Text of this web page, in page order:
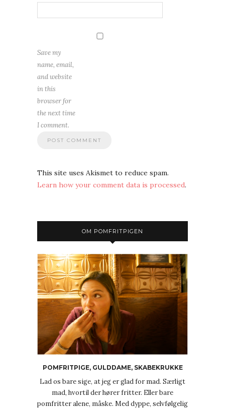
Save my
name, email,
and website
in this
browser for
the next time
I comment.
This site uses Akismet to reduce spam.
Learn how your comment data is processed.
OM POMFRITPIGEN
POMFRITPIGE, GULDDAME, SKABEKRUKKE
Lad os bare sige, at jeg er glad for mad. Særligt
mad, hvortil der hører fritter. Eller bare
pomfritter alene, måske. Med dyppe, selvfølgelig